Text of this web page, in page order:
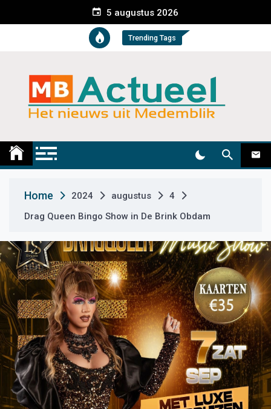
e
t
5 augustus 2026
Trending Tags
Medemblik Actueel
Home 2024 augustus
4
Drag Queen Bingo Show in De Brink Obdam